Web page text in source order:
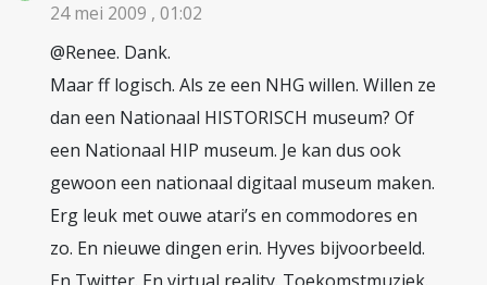
24 mei 2009 , 01:02
@Renee. Dank.
Maar ff logisch. Als ze een NHG willen. Willen ze
dan een Nationaal HISTORISCH museum? Of
een Nationaal HIP museum. Je kan dus ook
gewoon een nationaal digitaal museum maken.
Erg leuk met ouwe atari’s en commodores en
zo. En nieuwe dingen erin. Hyves bijvoorbeeld.